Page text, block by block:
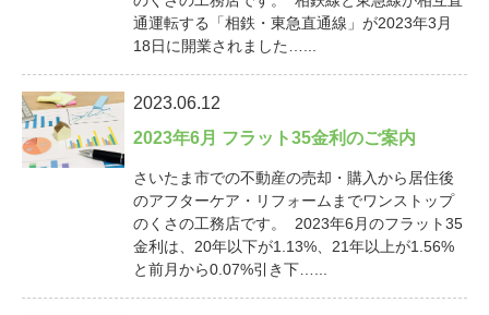
通運転する「相鉄・東急直通線」が2023年3月
18日に開業されました…...
2023.06.12
2023年6月 フラット35金利のご案内
さいたま市での不動産の売却・購入から居住後
のアフターケア・リフォームまでワンストップ
のくさの工務店です。 2023年6月のフラット35
金利は、20年以下が1.13%、21年以上が1.56%
と前月から0.07%引き下…...